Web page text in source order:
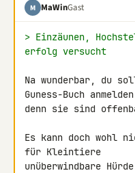
M MaWinGast
> Einzäunen,
erfolg versucht
Na wunderbar, du
Guness-Buch
denn sie sind
Es kann doch wohl
für Kleintiere
unüberwindbare